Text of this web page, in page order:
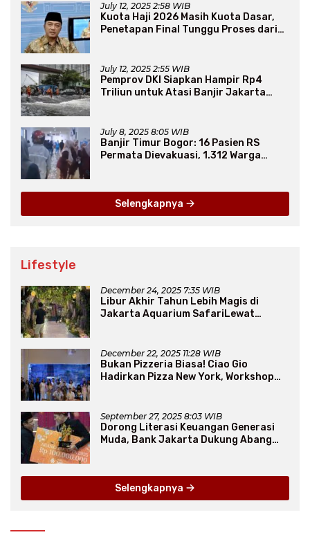
July 12, 2025 2:58 WIB
Kuota Haji 2026 Masih Kuota Dasar,
Penetapan Final Tunggu Proses dari
July 12, 2025 2:55 WIB
Pemprov DKI Siapkan Hampir Rp4
Triliun untuk Atasi Banjir Jakarta
July 8, 2025 8:05 WIB
Banjir Timur Bogor: 16 Pasien RS
Permata Dievakuasi, 1.312 Warga
Selengkapnya
Lifestyle
December 24, 2025 7:35 WIB
Libur Akhir Tahun Lebih Magis di
Jakarta Aquarium SafariLewat
December 22, 2025 11:28 WIB
Bukan Pizzeria Biasa! Ciao Gio
Hadirkan Pizza New York, Workshop
September 27, 2025 8:03 WIB
Dorong Literasi Keuangan Generasi
Muda, Bank Jakarta Dukung Abang
Selengkapnya